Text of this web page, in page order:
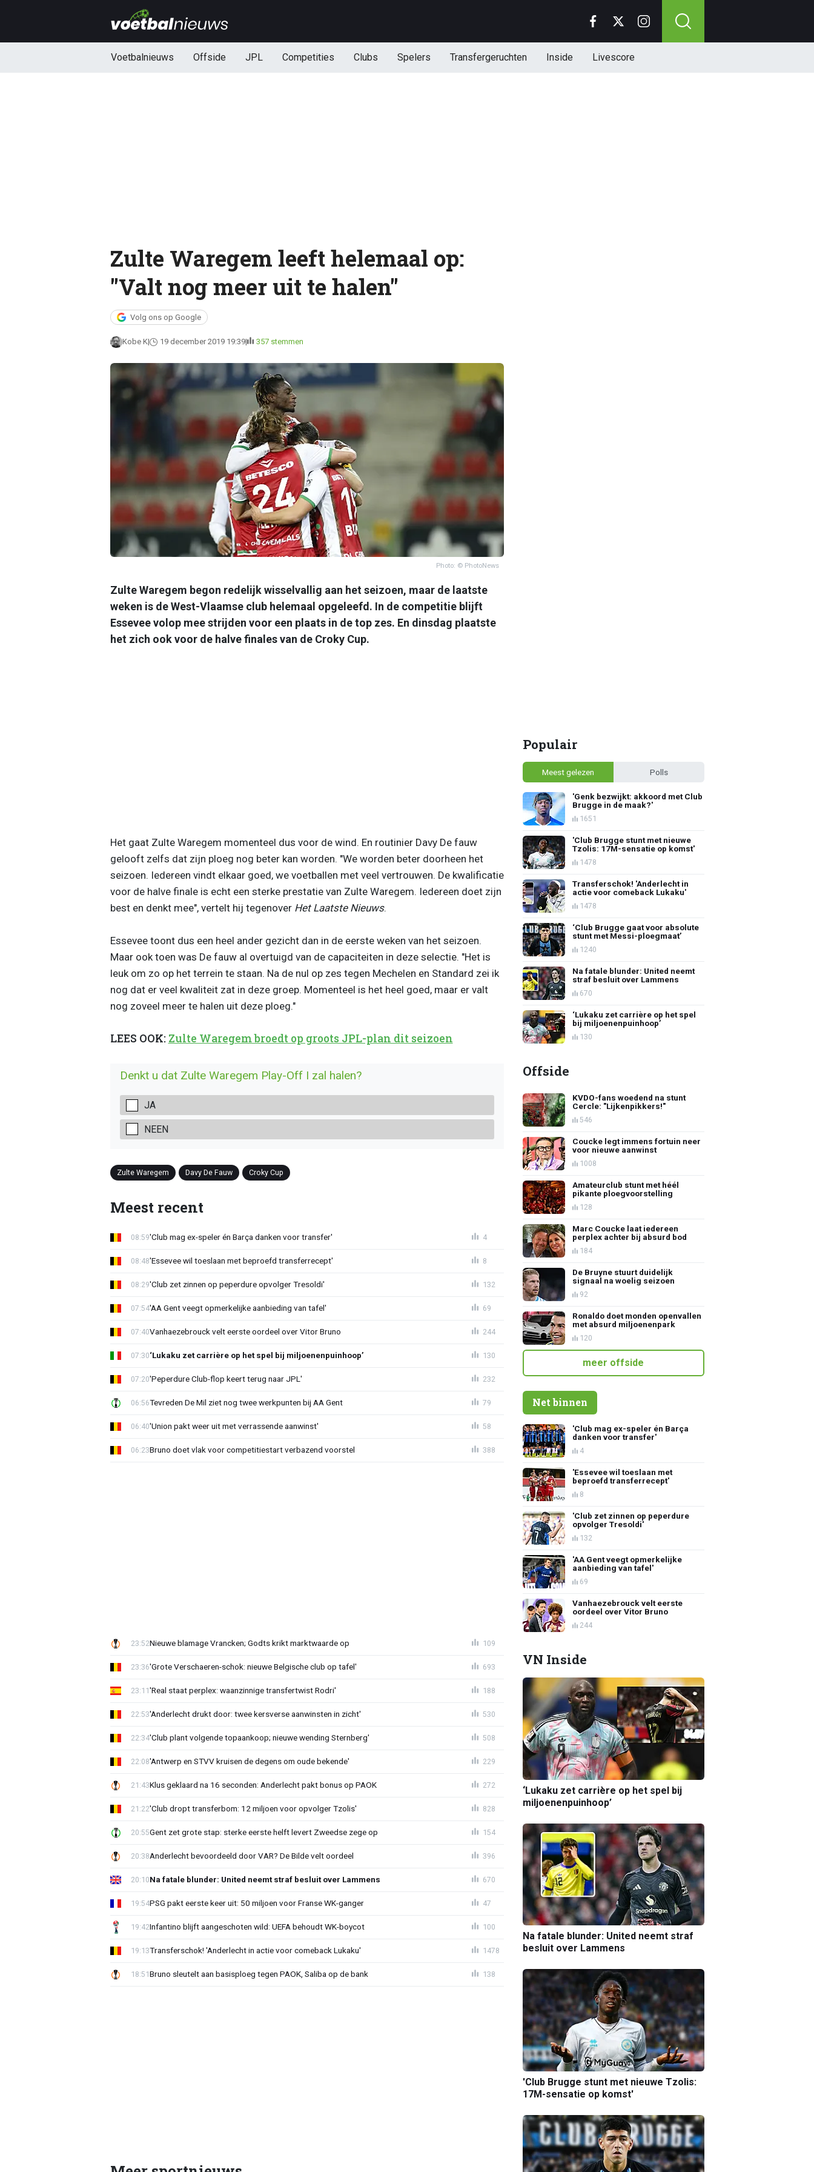
Voetbalnieuws Offside JPL Competities Clubs Spelers Transfergeruchten Inside Livescore
Zulte Waregem leeft helemaal op:
"Valt nog meer uit te halen"
Volg ons op Google
Kobe K 19 december 2019 19:39 357 stemmen
Photo: © PhotoNews
Zulte Waregem begon redelijk wisselvallig aan het seizoen, maar de laatste
weken is de West-Vlaamse club helemaal opgeleefd. In de competitie blijft
Essevee volop mee strijden voor een plaats in de top zes. En dinsdag plaatste
het zich ook voor de halve finales van de Croky Cup.
Het gaat Zulte Waregem momenteel dus voor de wind. En routinier Davy De fauw
gelooft zelfs dat zijn ploeg nog beter kan worden. "We worden beter doorheen het
seizoen. Iedereen vindt elkaar goed, we voetballen met veel vertrouwen. De kwalificatie
voor de halve finale is echt een sterke prestatie van Zulte Waregem. Iedereen doet zijn
best en denkt mee", vertelt hij tegenover Het Laatste Nieuws.
Essevee toont dus een heel ander gezicht dan in de eerste weken van het seizoen.
Maar ook toen was De fauw al overtuigd van de capaciteiten in deze selectie. "Het is
leuk om zo op het terrein te staan. Na de nul op zes tegen Mechelen en Standard zei ik
nog dat er veel kwaliteit zat in deze groep. Momenteel is het heel goed, maar er valt
nog zoveel meer te halen uit deze ploeg."
LEES OOK: Zulte Waregem broedt op groots JPL-plan dit seizoen
Denkt u dat Zulte Waregem Play-Off I zal halen?
JA
NEEN
Zulte Waregem Davy De Fauw Croky Cup
Meest recent
'Club mag ex-speler én Barça danken voor transfer'
08:59 4
'Essevee wil toeslaan met beproefd transferrecept'
08:48 8
'Club zet zinnen op peperdure opvolger Tresoldi'
08:29 132
'AA Gent veegt opmerkelijke aanbieding van tafel'
07:54 69
Vanhaezebrouck velt eerste oordeel over Vitor Bruno
07:40 244
‘Lukaku zet carrière op het spel bij miljoenenpuinhoop’
07:30 130
'Peperdure Club-flop keert terug naar JPL'
07:20 232
Tevreden De Mil ziet nog twee werkpunten bij AA Gent
06:56 79
'Union pakt weer uit met verrassende aanwinst'
06:40 58
Bruno doet vlak voor competitiestart verbazend voorstel
06:23 388
Nieuwe blamage Vrancken; Godts krikt marktwaarde op
23:52 109
'Grote Verschaeren-schok: nieuwe Belgische club op tafel'
23:36 693
'Real staat perplex: waanzinnige transfertwist Rodri'
23:11 188
'Anderlecht drukt door: twee kersverse aanwinsten in zicht'
22:53 530
'Club plant volgende topaankoop; nieuwe wending Sternberg'
22:34 508
'Antwerp en STVV kruisen de degens om oude bekende'
22:08 229
Klus geklaard na 16 seconden: Anderlecht pakt bonus op PAOK
21:43 272
'Club dropt transferbom: 12 miljoen voor opvolger Tzolis'
21:22 828
Gent zet grote stap: sterke eerste helft levert Zweedse zege op
20:55 154
Anderlecht bevoordeeld door VAR? De Bilde velt oordeel
20:38 396
Na fatale blunder: United neemt straf besluit over Lammens
20:10 670
PSG pakt eerste keer uit: 50 miljoen voor Franse WK-ganger
19:54 47
Infantino blijft aangeschoten wild: UEFA behoudt WK-boycot
19:42 100
Transferschok! 'Anderlecht in actie voor comeback Lukaku'
19:13 1478
Bruno sleutelt aan basisploeg tegen PAOK, Saliba op de bank
18:51 138
Populair
Meest gelezen Polls
'Genk bezwijkt: akkoord met Club
Brugge in de maak?'
1651
'Club Brugge stunt met nieuwe
Tzolis: 17M-sensatie op komst'
1478
Transferschok! 'Anderlecht in
actie voor comeback Lukaku'
1478
‘Club Brugge gaat voor absolute
stunt met Messi-ploegmaat’
1240
Na fatale blunder: United neemt
straf besluit over Lammens
670
‘Lukaku zet carrière op het spel
bij miljoenenpuinhoop’
130
Offside
KVDO-fans woedend na stunt
Cercle: "Lijkenpikkers!"
546
Coucke legt immens fortuin neer
voor nieuwe aanwinst
1008
Amateurclub stunt met héél
pikante ploegvoorstelling
128
Marc Coucke laat iedereen
perplex achter bij absurd bod
184
De Bruyne stuurt duidelijk
signaal na woelig seizoen
92
Ronaldo doet monden openvallen
met absurd miljoenenpark
120
meer offside
Net binnen
'Club mag ex-speler én Barça
danken voor transfer'
4
'Essevee wil toeslaan met
beproefd transferrecept'
8
'Club zet zinnen op peperdure
opvolger Tresoldi'
132
'AA Gent veegt opmerkelijke
aanbieding van tafel'
69
Vanhaezebrouck velt eerste
oordeel over Vitor Bruno
244
VN Inside
‘Lukaku zet carrière op het spel bij
miljoenenpuinhoop’
Na fatale blunder: United neemt straf
besluit over Lammens
'Club Brugge stunt met nieuwe Tzolis:
17M-sensatie op komst'